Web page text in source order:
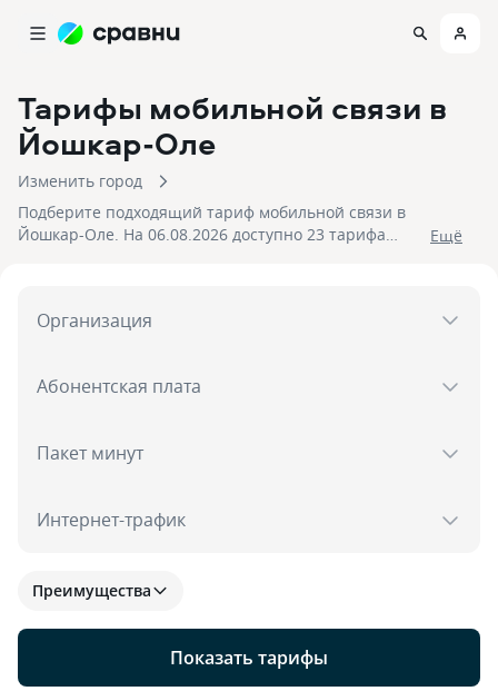
Тарифы мобильной связи в
Йошкар-Оле
Изменить город
Подберите подходящий тариф мобильной связи в
Йошкар-Оле. На 06.08.2026 доступно 23 тарифа
Eщё
Организация
Абонентская плата
Пакет минут
Интернет-трафик
Показать тарифы
Преимущества